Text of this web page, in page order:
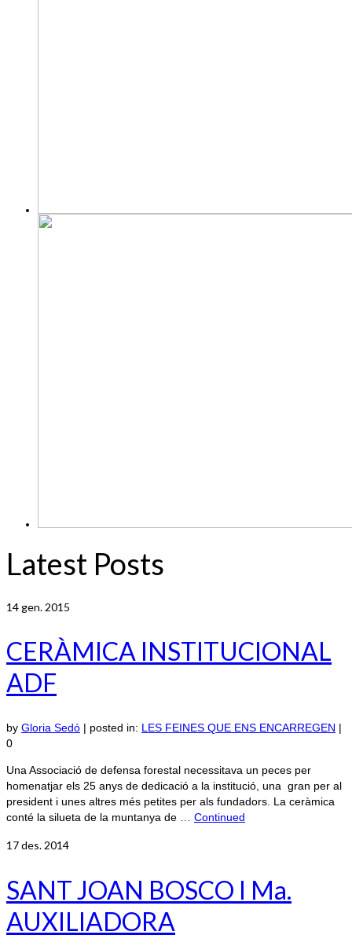
Latest Posts
14gen. 2015
CERÀMICA INSTITUCIONAL
ADF
by Gloria Sedó | posted in: LES FEINES QUE ENS ENCARREGEN |
0
Una Associació de defensa forestal necessitava un peces per
homenatjar els 25 anys de dedicació a la institució, una gran per al
president i unes altres més petites per als fundadors. La ceràmica
conté la silueta de la muntanya de … Continued
17des. 2014
SANT JOAN BOSCO I Ma.
AUXILIADORA